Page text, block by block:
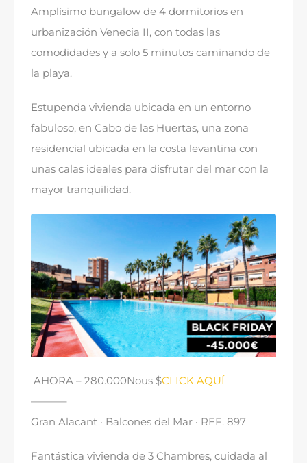
Amplísimo bungalow de 4 dormitorios en
urbanización Venecia II, con todas las
comodidades y a solo 5 minutos caminando de
la playa.
Estupenda vivienda ubicada en un entorno
fabuloso, en Cabo de las Huertas, una zona
residencial ubicada en la costa levantina con
unas calas ideales para disfrutar del mar con la
mayor tranquilidad.
AHORA – 280.000Nous $CLICK AQUÍ
———–
Gran Alacant · Balcones del Mar · REF. 897
Fantástica vivienda de 3 Chambres, cuidada al